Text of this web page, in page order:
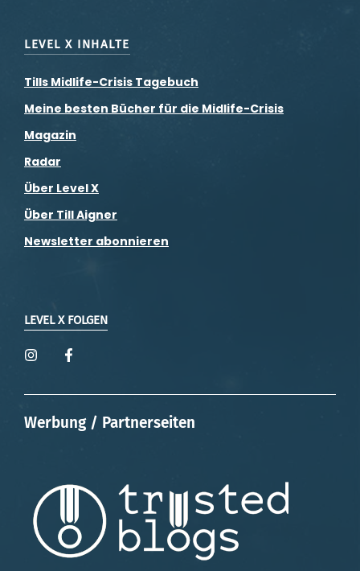
LEVEL X INHALTE
Tills Midlife-Crisis Tagebuch
Meine besten Bücher für die Midlife-Crisis
Magazin
Radar
Über Level X
Über Till Aigner
Newsletter abonnieren
LEVEL X FOLGEN
Werbung / Partnerseiten